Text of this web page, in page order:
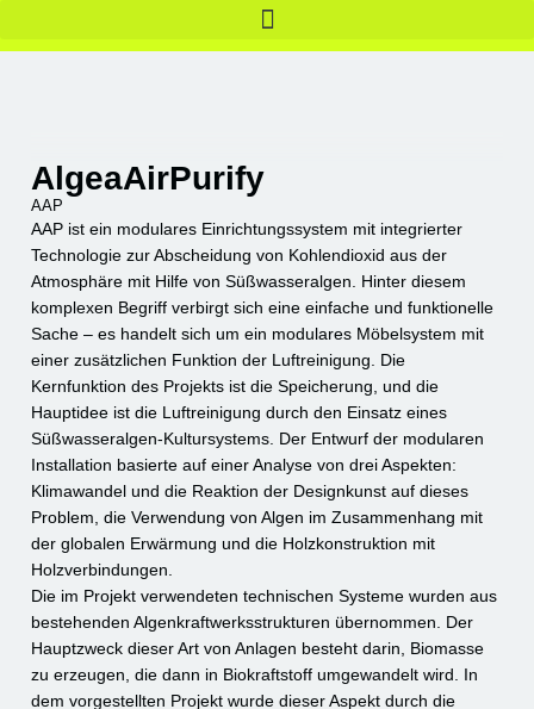
AlgeaAirPurify
AAP
AAP ist ein modulares Einrichtungssystem mit integrierter
Technologie zur Abscheidung von Kohlendioxid aus der
Atmosphäre mit Hilfe von Süßwasseralgen. Hinter diesem
komplexen Begriff verbirgt sich eine einfache und funktionelle
Sache – es handelt sich um ein modulares Möbelsystem mit
einer zusätzlichen Funktion der Luftreinigung. Die
Kernfunktion des Projekts ist die Speicherung, und die
Hauptidee ist die Luftreinigung durch den Einsatz eines
Süßwasseralgen-Kultursystems. Der Entwurf der modularen
Installation basierte auf einer Analyse von drei Aspekten:
Klimawandel und die Reaktion der Designkunst auf dieses
Problem, die Verwendung von Algen im Zusammenhang mit
der globalen Erwärmung und die Holzkonstruktion mit
Holzverbindungen.
Die im Projekt verwendeten technischen Systeme wurden aus
bestehenden Algenkraftwerksstrukturen übernommen. Der
Hauptzweck dieser Art von Anlagen besteht darin, Biomasse
zu erzeugen, die dann in Biokraftstoff umgewandelt wird. In
dem vorgestellten Projekt wurde dieser Aspekt durch die